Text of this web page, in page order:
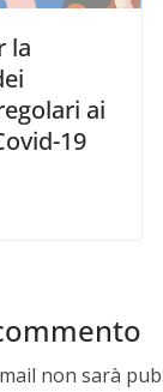
la
ai
19
non sarà